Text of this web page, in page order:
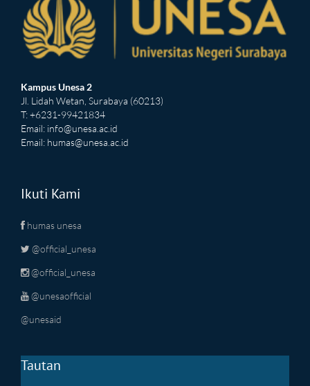
Kampus Unesa 2
Jl. Lidah Wetan, Surabaya (60213)
T: +6231-99421834
Email: info@unesa.ac.id
Email: humas@unesa.ac.id
Ikuti Kami
humas unesa
@official_unesa
@official_unesa
@unesaofficial
@unesaid
Tautan